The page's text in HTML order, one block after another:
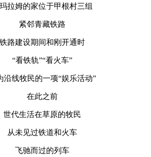
拉姆的家位于甲根村三组
紧邻青藏铁路
铁路建设期间和刚开通时
“看铁轨”“看火车”
沿线牧民的一项“娱乐活动”
在此之前
世代生活在草原的牧民
从未见过铁道和火车
飞驰而过的列车